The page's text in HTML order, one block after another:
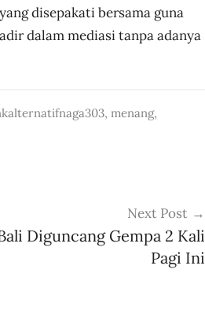
disepakati bersama guna
dalam mediasi tanpa adanya
, menang,
Next Post
Diguncang Gempa 2 Kali
Pagi Ini